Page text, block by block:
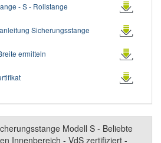
- S - Rollstange
Sicherungsstange
ermitteln
Modell S - Beliebte
Innenbereich - VdS zertifiziert -